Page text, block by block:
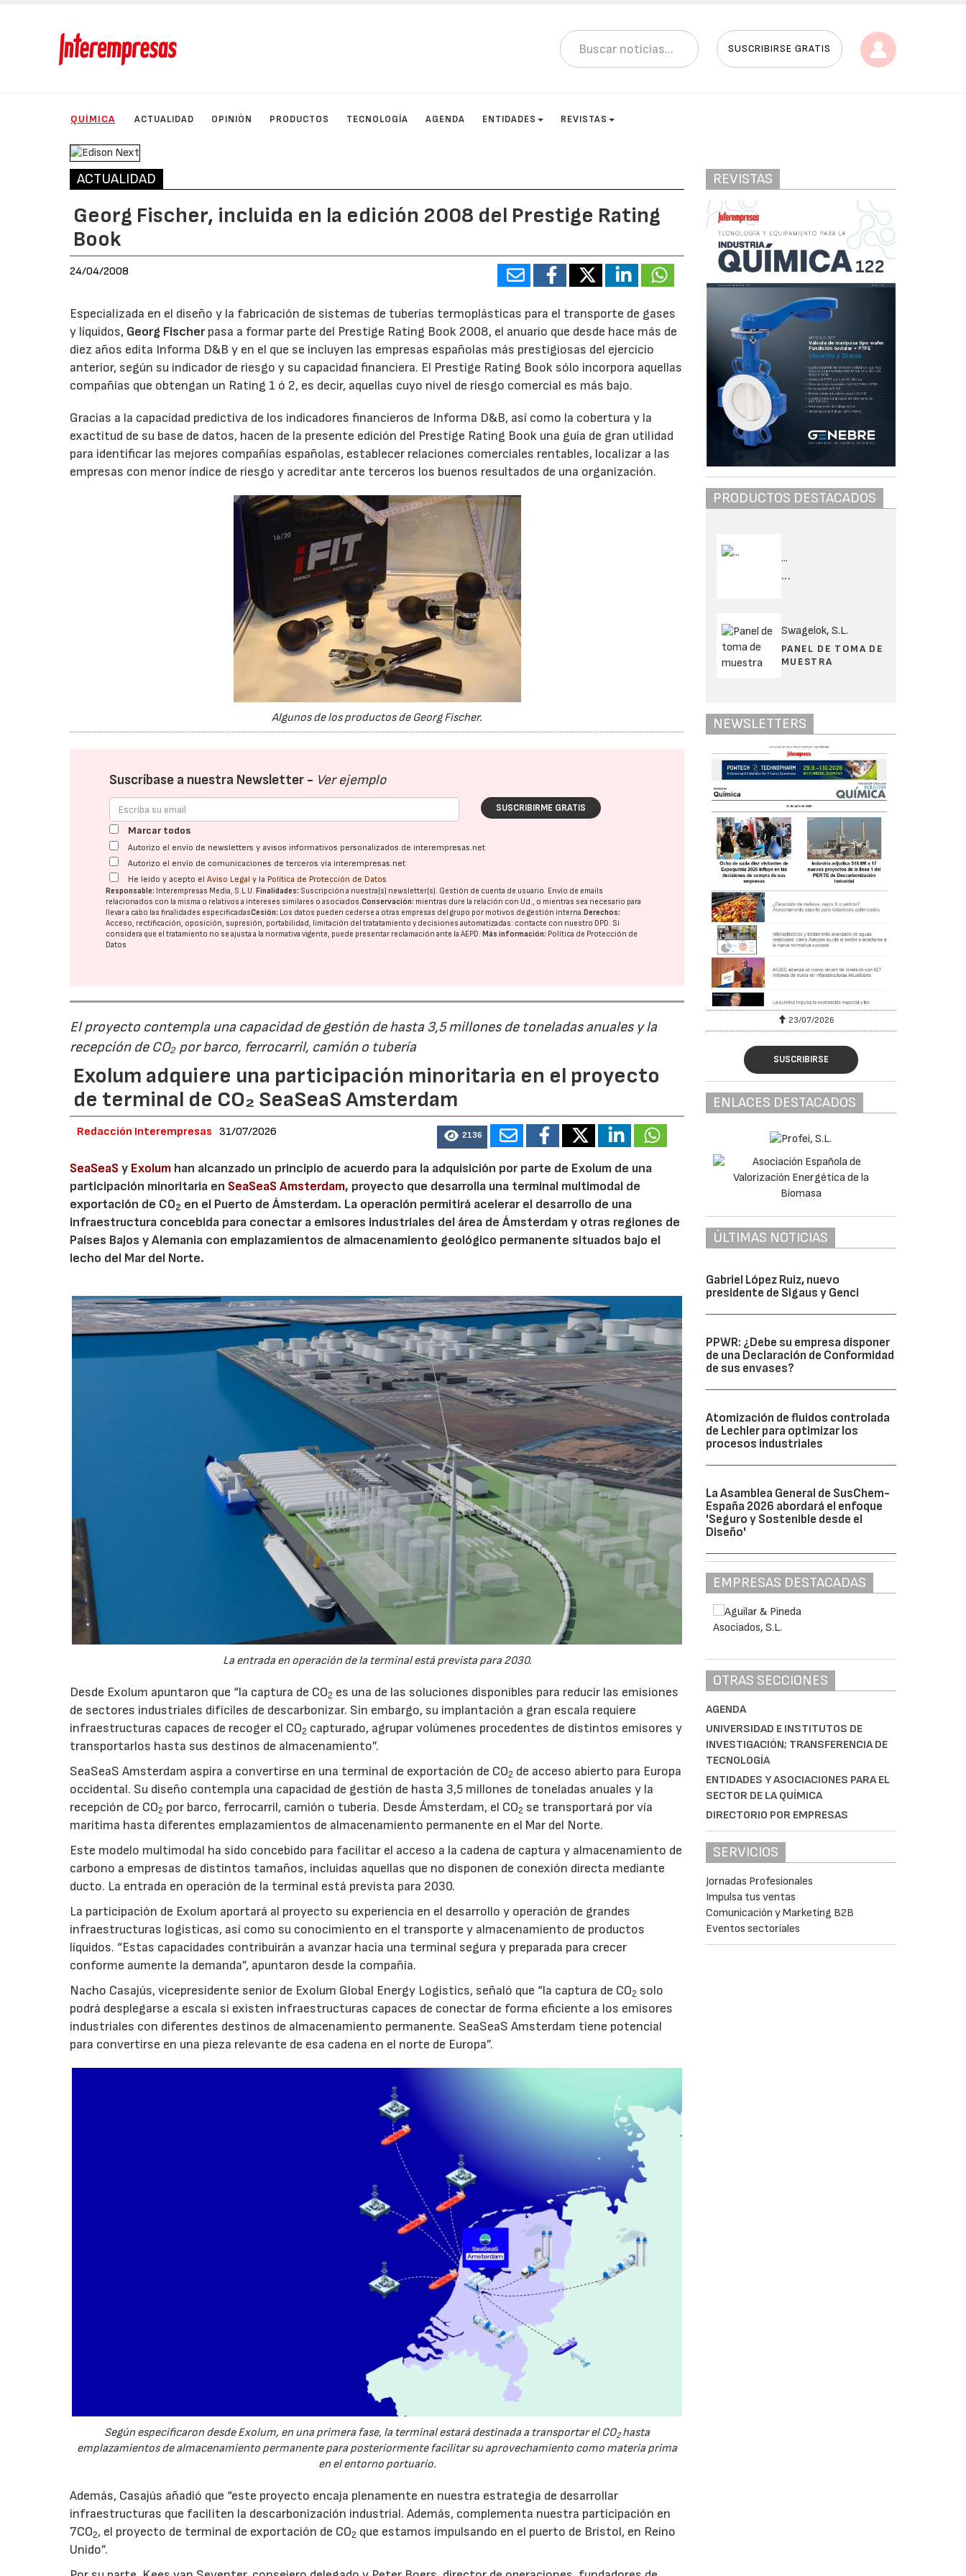
SUSCRIBIRSE GRATIS
QUÍMICA ACTUALIDAD OPINIÓN PRODUCTOS TECNOLOGÍA AGENDA ENTIDADES REVISTAS
ACTUALIDAD
Georg Fischer, incluida en la edición 2008 del Prestige Rating
Book
24/04/2008
Especializada en el diseño y la fabricación de sistemas de tuberías termoplásticas para el transporte de gases
y líquidos, Georg Fischerpasa a formar parte del Prestige Rating Book 2008, el anuario que desde hace más de
diez años edita Informa D&B y en el que se incluyen las empresas españolas más prestigiosas del ejercicio
anterior, según su indicador de riesgo y su capacidad financiera. El Prestige Rating Book sólo incorpora aquellas
compañías que obtengan un Rating 1 ó 2, es decir, aquellas cuyo nivel de riesgo comercial es más bajo.
Gracias a la capacidad predictiva de los indicadores financieros de Informa D&B, así como la cobertura y la
exactitud de su base de datos, hacen de la presente edición del Prestige Rating Book una guía de gran utilidad
para identificar las mejores compañías españolas, establecer relaciones comerciales rentables, localizar a las
empresas con menor índice de riesgo y acreditar ante terceros los buenos resultados de una organización.
Algunos de los productos de Georg Fischer.
Suscríbase a nuestra Newsletter - Ver ejemplo
SUSCRIBIRME GRATIS
Marcar todos
Autorizo el envío de newsletters y avisos informativos personalizados de interempresas.net
Autorizo el envío de comunicaciones de terceros vía interempresas.net
He leído y acepto elAviso Legal y la Política de Protección de Datos
Responsable: Interempresas Media, S.L.U. Finalidades: Suscripción a nuestra(s) newsletter(s). Gestión de cuenta de usuario. Envío de emails
relacionados con la misma o relativos a intereses similares o asociados.Conservación: mientras dure la relación con Ud., o mientras sea necesario para
llevar a cabo las finalidades especificadasCesión: Los datos pueden cederse a otras empresas del grupo por motivos de gestión interna. Derechos:
Acceso, rectificación, oposición, supresión, portabilidad, limitación del tratatamiento y decisiones automatizadas: contacte con nuestro DPD. Si
considera que el tratamiento no se ajusta a la normativa vigente, puede presentar reclamación ante laAEPD. Más información: Política de Protección de
Datos
El proyecto contempla una capacidad de gestión de hasta 3,5 millones de toneladas anuales y la
recepción de CO₂ por barco, ferrocarril, camión o tubería
Exolum adquiere una participación minoritaria en el proyecto
de terminal de CO₂ SeaSeaS Amsterdam
Redacción Interempresas 31/07/2026 2136
SeaSeaSy Exolum han alcanzado un principio de acuerdo para la adquisición por parte de Exolum de una
participación minoritaria en SeaSeaS Amsterdam, proyecto que desarrolla una terminal multimodal de
exportación de CO2 en el Puerto de Ámsterdam. La operación permitirá acelerar el desarrollo de una
infraestructura concebida para conectar a emisores industriales del área de Ámsterdam y otras regiones de
Países Bajos y Alemania con emplazamientos de almacenamiento geológico permanente situados bajo el
lecho del Mar del Norte.
La entrada en operación de la terminal está prevista para 2030.
Desde Exolum apuntaron que “la captura de CO2 es una de las soluciones disponibles para reducir las emisiones
de sectores industriales difíciles de descarbonizar. Sin embargo, su implantación a gran escala requiere
infraestructuras capaces de recoger el CO2 capturado, agrupar volúmenes procedentes de distintos emisores y
transportarlos hasta sus destinos de almacenamiento”.
SeaSeaS Amsterdam aspira a convertirse en una terminal de exportación de CO2 de acceso abierto para Europa
occidental. Su diseño contempla una capacidad de gestión de hasta 3,5 millones de toneladas anuales y la
recepción de CO2 por barco, ferrocarril, camión o tubería. Desde Ámsterdam, el CO2 se transportará por vía
marítima hasta diferentes emplazamientos de almacenamiento permanente en el Mar del Norte.
Este modelo multimodal ha sido concebido para facilitar el acceso a la cadena de captura y almacenamiento de
carbono a empresas de distintos tamaños, incluidas aquellas que no disponen de conexión directa mediante
ducto. La entrada en operación de la terminal está prevista para 2030.
La participación de Exolum aportará al proyecto su experiencia en el desarrollo y operación de grandes
infraestructuras logísticas, así como su conocimiento en el transporte y almacenamiento de productos
líquidos. “Estas capacidades contribuirán a avanzar hacia una terminal segura y preparada para crecer
conforme aumente la demanda”, apuntaron desde la compañía.
Nacho Casajús, vicepresidente senior de Exolum Global Energy Logistics, señaló que “la captura de CO2 solo
podrá desplegarse a escala si existen infraestructuras capaces de conectar de forma eficiente a los emisores
industriales con diferentes destinos de almacenamiento permanente. SeaSeaS Amsterdam tiene potencial
para convertirse en una pieza relevante de esa cadena en el norte de Europa”.
Según especificaron desde Exolum, en una primera fase, la terminal estará destinada a transportar el CO2hasta
emplazamientos de almacenamiento permanente para posteriormente facilitar su aprovechamiento como materia prima
en el entorno portuario.
Además, Casajús añadió que “este proyecto encaja plenamente en nuestra estrategia de desarrollar
infraestructuras que faciliten la descarbonización industrial. Además, complementa nuestra participación en
7CO2, el proyecto de terminal de exportación de CO2 que estamos impulsando en el puerto de Bristol, en Reino
Unido”.
REVISTAS
PRODUCTOS DESTACADOS
...
...
Swagelok, S.L.
PANEL DE TOMA DE
MUESTRA
NEWSLETTERS
23/07/2026 30/07/2026 23/07/2026
SUSCRIBIRSE
ENLACES DESTACADOS
ÚLTIMAS NOTICIAS
Gabriel López Ruiz, nuevo
presidente de Sigaus y Genci
PPWR: ¿Debe su empresa disponer
de una Declaración de Conformidad
de sus envases?
Atomización de fluidos controlada
de Lechler para optimizar los
procesos industriales
La Asamblea General de SusChem-
España 2026 abordará el enfoque
'Seguro y Sostenible desde el
Diseño'
EMPRESAS DESTACADAS
OTRAS SECCIONES
AGENDA
UNIVERSIDAD E INSTITUTOS DE
INVESTIGACIÓN; TRANSFERENCIA DE
TECNOLOGÍA
ENTIDADES Y ASOCIACIONES PARA EL
SECTOR DE LA QUÍMICA
DIRECTORIO POR EMPRESAS
SERVICIOS
Jornadas Profesionales
Impulsa tus ventas
Comunicación y Marketing B2B
Eventos sectoriales